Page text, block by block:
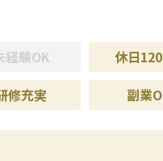
経験OK
休日
修充実
副業